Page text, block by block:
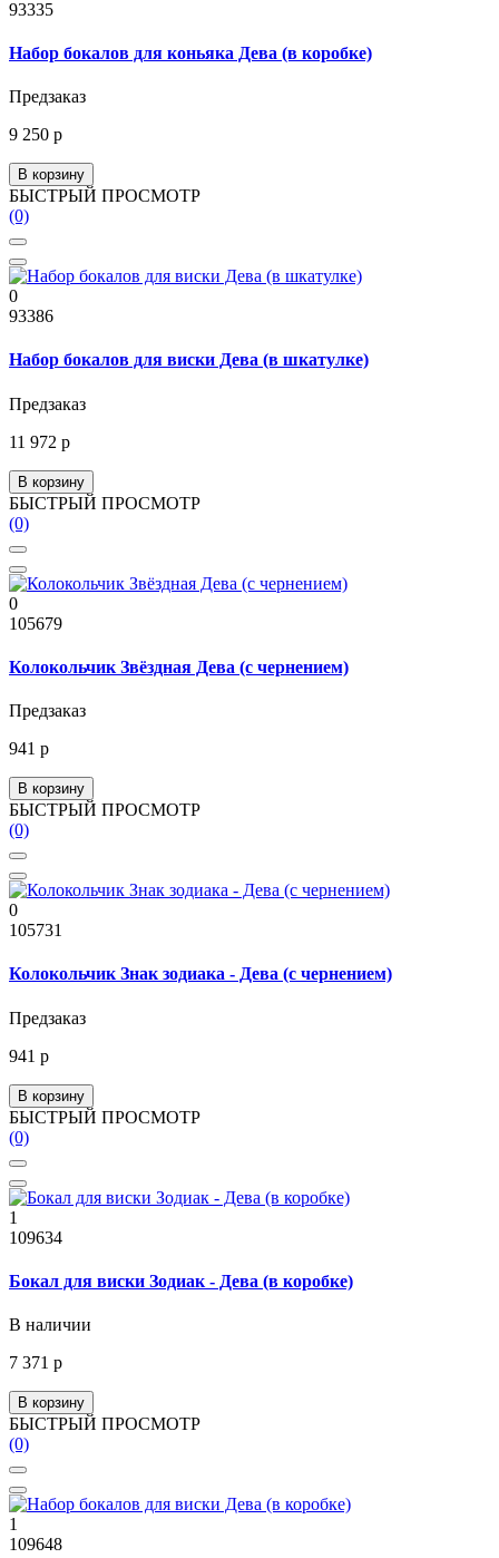
93335
Набор бокалов для коньяка Дева (в коробке)
Предзаказ
9 250 р
В корзину
БЫСТРЫЙ ПРОСМОТР
(0)
0
93386
Набор бокалов для виски Дева (в шкатулке)
Предзаказ
11 972 р
В корзину
БЫСТРЫЙ ПРОСМОТР
(0)
0
105679
Колокольчик Звёздная Дева (с чернением)
Предзаказ
941 р
В корзину
БЫСТРЫЙ ПРОСМОТР
(0)
0
105731
Колокольчик Знак зодиака - Дева (с чернением)
Предзаказ
941 р
В корзину
БЫСТРЫЙ ПРОСМОТР
(0)
1
109634
Бокал для виски Зодиак - Дева (в коробке)
В наличии
7 371 р
В корзину
БЫСТРЫЙ ПРОСМОТР
(0)
1
109648